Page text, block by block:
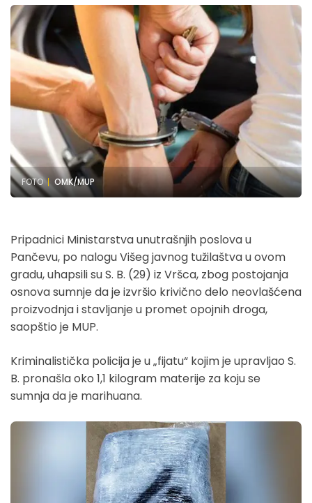
FOTO OMK/MUP
Pripadnici Ministarstva unutrašnjih poslova u
Pančevu, po nalogu Višeg javnog tužilaštva u ovom
gradu, uhapsili su S. B. (29) iz Vršca, zbog postojanja
osnova sumnje da je izvršio krivično delo neovlašćena
proizvodnja i stavljanje u promet opojnih droga,
saopštio je MUP.
Kriminalistička policija je u „fijatu“ kojim je upravljao S.
B. pronašla oko 1,1 kilogram materije za koju se
sumnja da je marihuana.